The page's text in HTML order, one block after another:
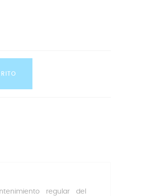
regular del